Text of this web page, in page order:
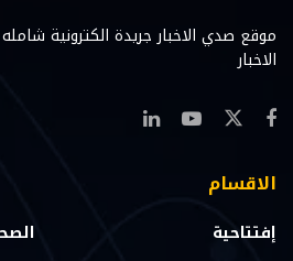
موقع صدي الاخبار جريدة الكترونية
الاخبار
الاقسام
إفتتاحية